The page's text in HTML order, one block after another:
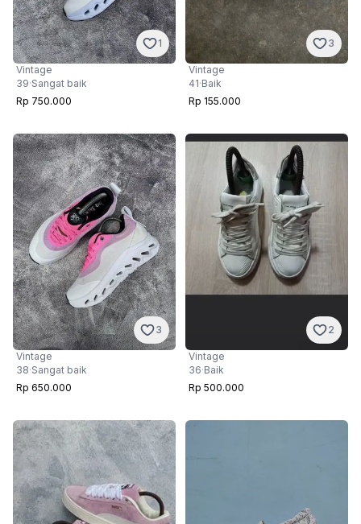
1
Vintage
39·Sangat baik
Rp 750.000
3
Vintage
41·Baik
Rp 155.000
3
Vintage
38·Sangat baik
Rp 650.000
2
Vintage
36·Baik
Rp 500.000